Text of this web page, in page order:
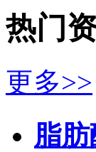
热门
更多>>
脂